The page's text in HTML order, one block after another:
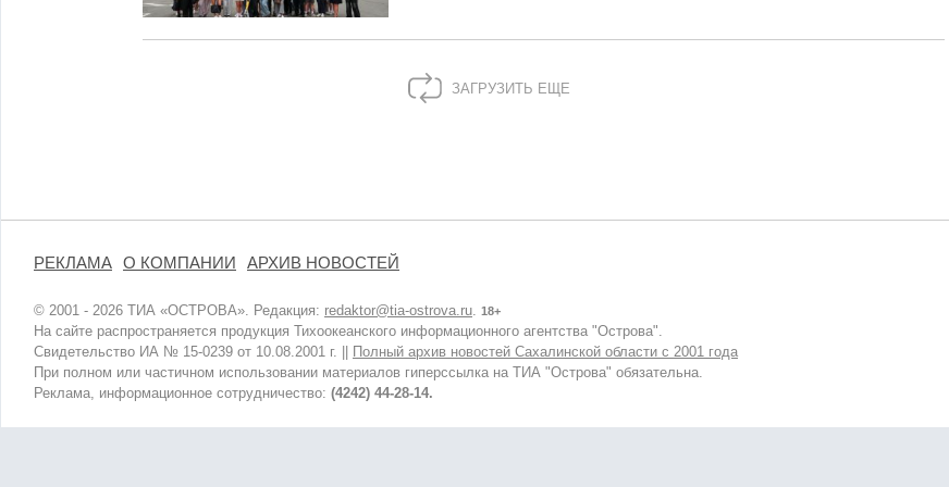
ЗАГРУЗИТЬ ЕЩЕ
РЕКЛАМА О КОМПАНИИ АРХИВ НОВОСТЕЙ
© 2001 - 2026 ТИА «ОСТРОВА». Редакция: redaktor@tia-ostrova.ru 18+
На сайте распространяется продукция Тихоокеанского информационного агентства "Острова".
Свидетельство ИА № 15-0239 от 10.08.2001 г. ||
Полный архив новостей Сахалинской области с 2001 года
При полном или частичном использовании материалов гиперссылка на ТИА "Острова" обязательна.
Реклама, информационное сотрудничество: (4242) 44-28-14.